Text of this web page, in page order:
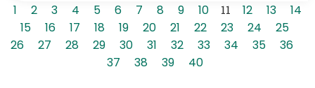
1 2 3 4 5 6 7 8 9 10 11 12 13
14
15
16 17 18 19 20 21 22 23 24
25
26
27 28 29 30 31 32 33 34 35
36
37
38 39 40